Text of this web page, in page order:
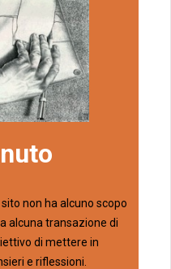
non ha alcuno scopo
alcuna transazione di
di mettere in
e riflessioni.